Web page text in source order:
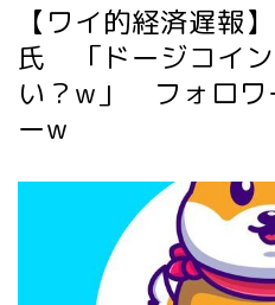
【ワイ的経済遅報
氏 「ドージコイ
い？w」 フォロワ
ーw